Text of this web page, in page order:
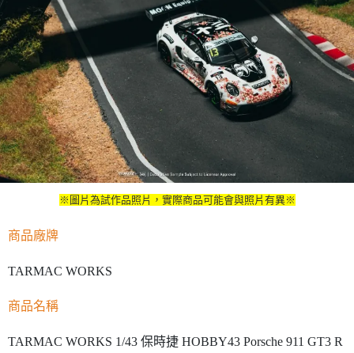
※圖片為試作品照片，實際商品可能會與照片有異※
商品廠牌
TARMAC WORKS
商品名稱
TARMAC WORKS 1/43 保時捷 HOBBY43 Porsche 911 GT3 R